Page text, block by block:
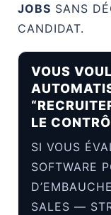
JOBS SANS
CANDIDAT.
VOUS
LE
SI VOUS
SOFTWARE
SALES —